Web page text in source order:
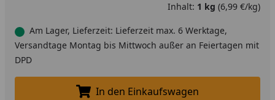
Inhalt: 1 kg (6,99 €/kg)
Am Lager, Lieferzeit: Lieferzeit max. 6 Werktage,
Versandtage Montag bis Mittwoch außer an Feiertagen mit
DPD
In den Einkaufswagen